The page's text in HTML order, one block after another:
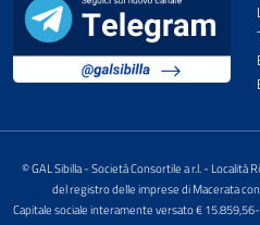
© GAL Sibilla - Società Consortile a r.l. - Località
del registro delle imprese di Macerata
Capitale sociale interamente versato €